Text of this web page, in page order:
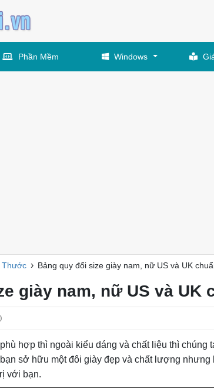
Phần Mềm Windows
Thước › Bảng quy đổi size giày nam, nữ US và UK
giày nam, nữ US và UK
hợp thì ngoài kiểu dáng và chất liệu thì chúng
sở hữu một đôi giày đẹp và chất lượng nhưng
với bạn.